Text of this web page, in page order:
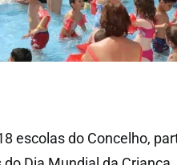
escolas do Concelho,